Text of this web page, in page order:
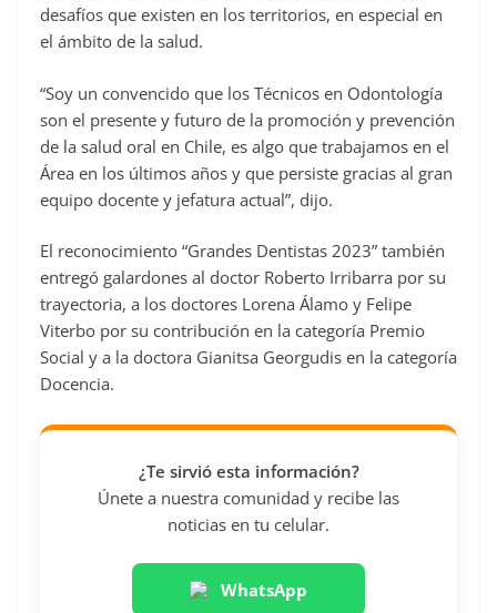
desafíos que existen en los territorios, en especial en
el ámbito de la salud.
“Soy un convencido que los Técnicos en Odontología
son el presente y futuro de la promoción y prevención
de la salud oral en Chile, es algo que trabajamos en el
Área en los últimos años y que persiste gracias al gran
equipo docente y jefatura actual”, dijo.
El reconocimiento “Grandes Dentistas 2023” también
entregó galardones al doctor Roberto Irribarra por su
trayectoria, a los doctores Lorena Álamo y Felipe
Viterbo por su contribución en la categoría Premio
Social y a la doctora Gianitsa Georgudis en la categoría
Docencia.
¿Te sirvió esta información?
Únete a nuestra comunidad y recibe las
noticias en tu celular.
WhatsApp